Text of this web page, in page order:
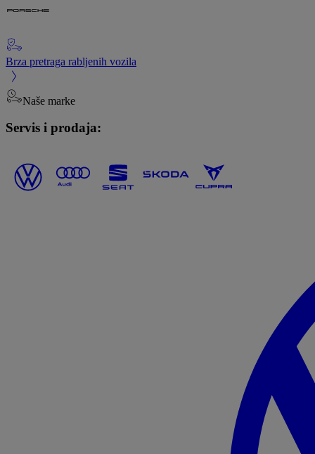
Brza pretraga rabljenih vozila
Naše marke
Servis i prodaja: